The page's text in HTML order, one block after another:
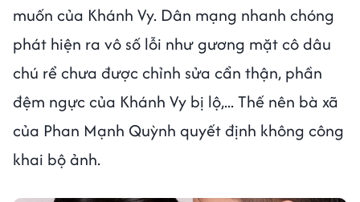
muốn của Khánh Vy. Dân mạng nhanh chóng
phát hiện ra vô số lỗi như gương mặt cô dâu
chú rể chưa được chỉnh sửa cẩn thận, phần
đệm ngực của Khánh Vy bị lộ,... Thế nên bà xã
của Phan Mạnh Quỳnh quyết định không công
khai bộ ảnh.